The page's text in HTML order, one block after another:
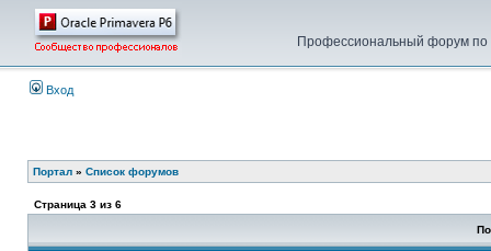
Профессиональный форум по
Вход
Портал » Список форумов
Страница 3 из 6